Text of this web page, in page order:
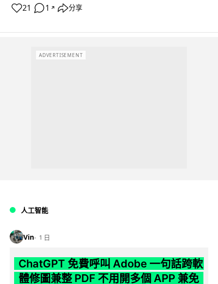
21 1 ↗ 分享
ADVERTISEMENT
人工智能
Vin 1 日
ChatGPT 免費呼叫 Adobe 一句話跨軟
體修圖兼整 PDF 不用開多個 APP 兼免